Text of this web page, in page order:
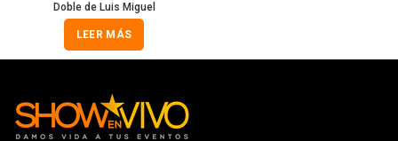
Doble de Luis Miguel
LEER MÁS